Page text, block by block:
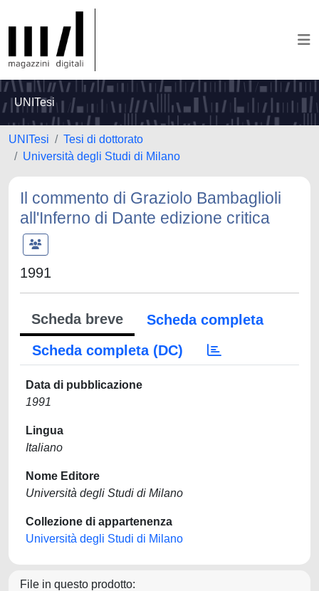
UNITesi
UNITesi
Tesi di dottorato
Università degli Studi di Milano
Il commento di Graziolo Bambaglioli
all'Inferno di Dante edizione critica
1991
Scheda breve
Scheda completa
Scheda completa (DC)
Data di pubblicazione
1991
Lingua
Italiano
Nome Editore
Università degli Studi di Milano
Collezione di appartenenza
Università degli Studi di Milano
File in questo prodotto: